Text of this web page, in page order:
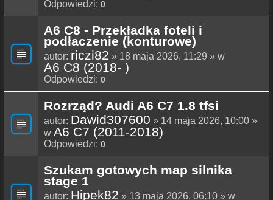
Odpowiedzi: 0
A6 C8 - Przekładka foteli i
podłaczenie (konturowe)
autor: riczi82 » 18 maja 2026, 11:29 » w
A6 C8 (2018- )
Odpowiedzi: 0
Rozrząd? Audi A6 C7 1.8 tfsi
autor: Dawid307600 » 14 maja 2026, 10:00 »
w A6 C7 (2011-2018)
Odpowiedzi: 0
Szukam gotowych map silnika
stage 1
autor: Hipek82 » 13 maja 2026, 06:10 » w